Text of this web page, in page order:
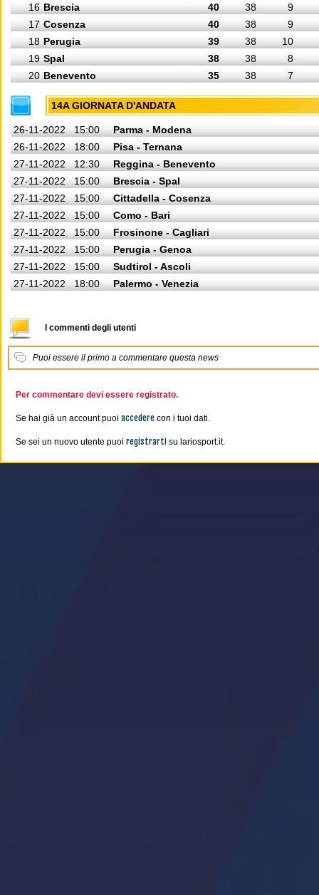
16 Brescia 40 38
9
17 Cosenza 40 38
9
18 Perugia 39 38
10
19 Spal 38 38
8
20 Benevento 35 38 7
14A GIORNATA D'ANDATA
26-11-2022 15:00
Parma - Modena
26-11-2022
18:00
Pisa - Ternana
27-11-2022
12:30
Reggina - Benevento
27-11-2022
15:00
Brescia - Spal
27-11-2022
15:00
Cittadella - Cosenza
27-11-2022
15:00
Como - Bari
27-11-2022
15:00
Frosinone - Cagliari
27-11-2022
15:00
Perugia - Genoa
27-11-2022
15:00
Sudtirol - Ascoli
27-11-2022
18:00 Palermo - Venezia
I commenti degli utenti
Puoi essere il primo a commentare questa news
Per commentare devi essere registrato.
Se hai già un account puoi accedere con i tuoi dati.
Se sei un nuovo utente puoi registrarti su lariosport.it.